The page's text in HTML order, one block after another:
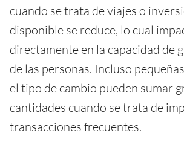
cuando se trata de viajes o
disponible se reduce, lo cual
directamente en la capacidad de
de las personas. Incluso
el tipo de cambio pueden sumar
cantidades cuando se trata de
transacciones frecuentes.